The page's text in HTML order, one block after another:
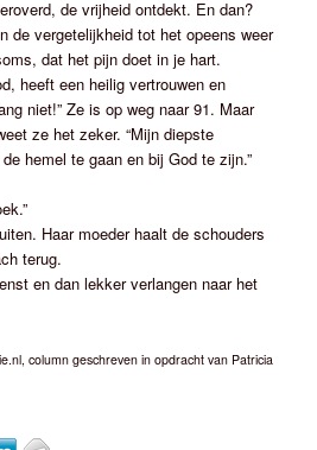
de vrijheid ontdekt. En dan?
de vergetelijkheid tot het opeens weer
dat het pijn doet in je hart.
heeft een heilig vertrouwen en
niet!” Ze is op weg naar 91. Maar
ze het zeker. “Mijn diepste
hemel te gaan en bij God te zijn.”
Haar moeder haalt de schouders
terug.
en dan lekker verlangen naar het
column geschreven in opdracht van Patricia